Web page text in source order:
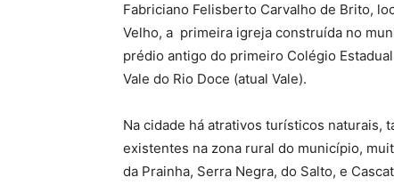
Fabriciano Felisberto Carvalho de Brito,
Velho, a primeira igreja construída no
prédio antigo do primeiro Colégio
Vale do Rio Doce (atual Vale).
Na cidade há atrativos turísticos naturais,
existentes na zona rural do município,
da Prainha, Serra Negra, do Salto, e